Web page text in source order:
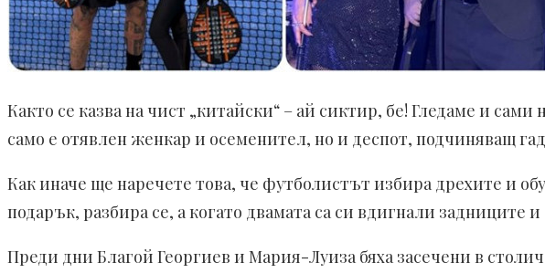
Както се казва на чист „китайски“ – ай сиктир, бе! Гледаме и
само е отявлен женкар и осеменител, но и деспот, подчиняващ
Как иначе ще наречете това, че футболистът избира дрехите и
подарък, разбира се, а когато двамата са си вдигнали задниците
Преди дни Благой Георгиев и Мария-Луиза бяха засечени в